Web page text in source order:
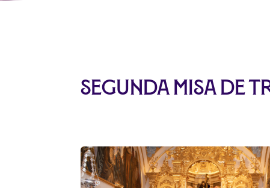
Segunda misa de